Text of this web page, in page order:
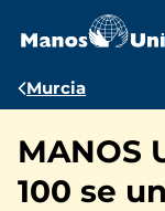
contenido
Ruta
Murcia
MANOS
100 se